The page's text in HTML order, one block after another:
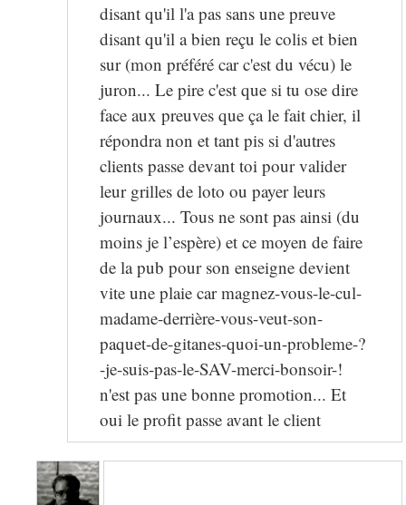
disant qu'il l'a pas sans une preuve
disant qu'il a bien reçu le colis et bien
sur (mon préféré car c'est du vécu) le
juron... Le pire c'est que si tu ose dire
face aux preuves que ça le fait chier, il
répondra non et tant pis si d'autres
clients passe devant toi pour valider
leur grilles de loto ou payer leurs
journaux... Tous ne sont pas ainsi (du
moins je l’espère) et ce moyen de faire
de la pub pour son enseigne devient
vite une plaie car magnez-vous-le-cul-
madame-derrière-vous-veut-son-
paquet-de-gitanes-quoi-un-probleme-?
-je-suis-pas-le-SAV-merci-bonsoir-!
n'est pas une bonne promotion... Et
oui le profit passe avant le client